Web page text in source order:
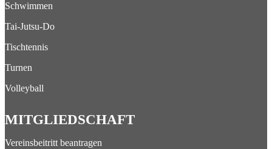
Schwimmen
Tai-Jutsu-Do
Tischtennis
Turnen
Volleyball
MITGLIEDSCHAFT
Vereinsbeitritt beantragen